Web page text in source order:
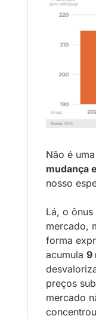
Não é
mudança
nosso
Lá, o
mercado,
forma
acumula 9
preços
mercado